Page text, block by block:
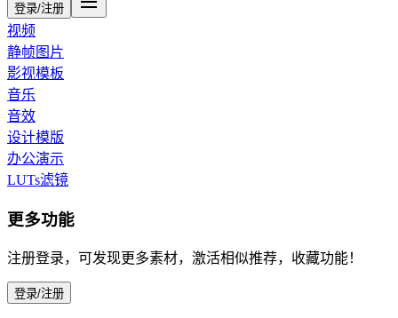
登录/注册
视频
静帧图片
影视模板
音乐
音效
设计模版
办公演示
LUTs滤镜
更多功能
注册登录，可发现更多素材，激活相似推荐，收藏功能！
登录/注册